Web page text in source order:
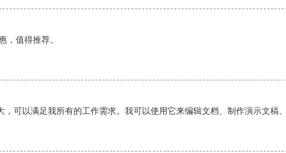
，值得推荐。
可以满足我所有的工作需求。我可以使用它来编辑文档、制作演示文稿